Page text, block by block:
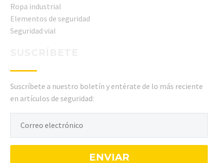
Ropa industrial
Elementos de seguridad
Seguridad vial
Suscríbete a nuestro boletín y entérate de lo más reciente
en artículos de seguridad: